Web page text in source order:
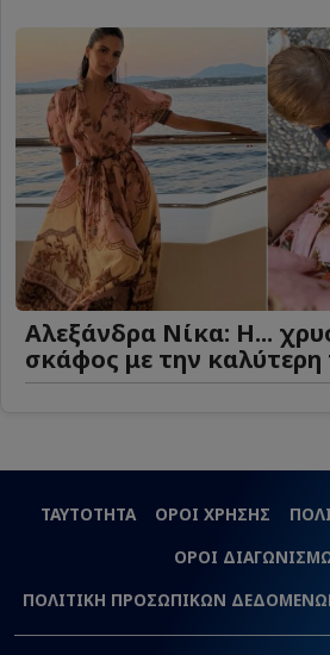
Αλεξάνδρα Νίκα: Η...
σκάφος με την καλύτερη
ΤΑΥΤΟΤΗΤΑ ΟΡΟΙ ΧΡΗΣΗΣ
ΟΡΟΙ
ΠΟΛΙΤΙΚΗ ΠΡΟΣΩΠΙΚΩΝ